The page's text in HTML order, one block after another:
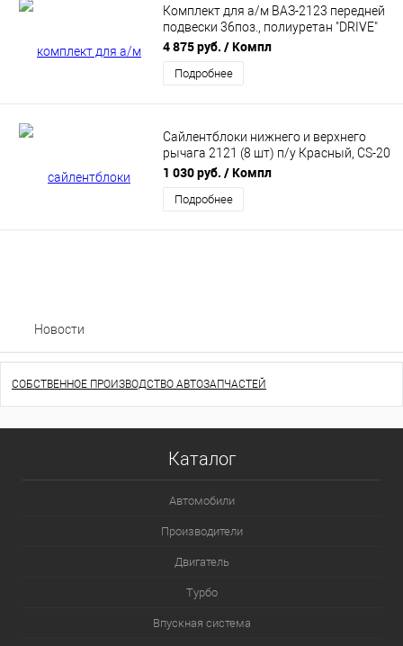
Комплект для а/м ВАЗ-2123 передней
подвески 36поз., полиуретан "DRIVE"
CS20 (CS10433)
4 875 руб. / Компл
Подробнее
Сайлентблоки нижнего и верхнего
рычага 2121 (8 шт) п/у Красный, CS-20
08380
1 030 руб. / Компл
Подробнее
Новости
СОБСТВЕННОЕ ПРОИЗВОДСТВО АВТОЗАПЧАСТЕЙ
Каталог
Автомобили
Производители
Двигатель
Турбо
Впускная система